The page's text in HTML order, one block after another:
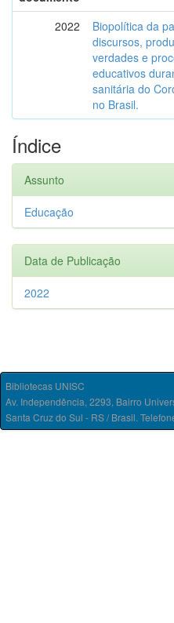
2022
Biopolítica da
discursos,
verdades e
educativos
sanitária do
no Brasil.
Índice
Assunto
Educação
Data de Publicação
2022
Bibliotecas UNISC
Av. Independência, 2293, Bairro
Santa Cruz do Sul - RS / Brasil.